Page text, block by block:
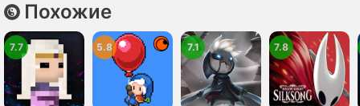
Похожие
7.7 5.8 7.1 7.8